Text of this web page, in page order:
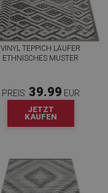
VINYL TEPPICH LÄUFER
ETHNISCHES MUSTER
PREIS: 39.99 EUR
JETZT
KAUFEN